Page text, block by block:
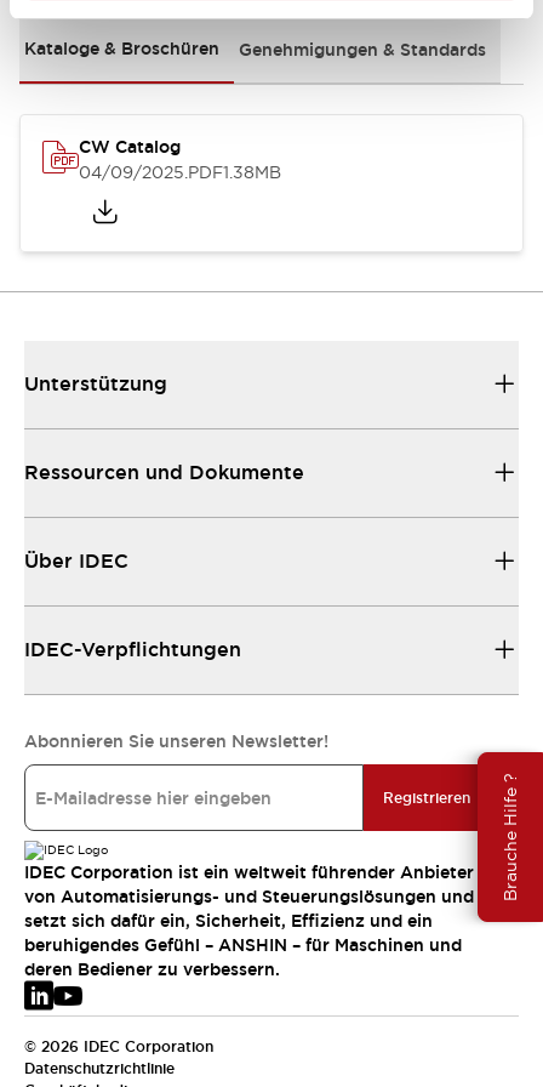
Brauche Hilfe ?
Kataloge & Broschüren Genehmigungen & Standards
CW Catalog
04/09/2025.PDF1.38MB
Unterstützung
Ressourcen und Dokumente
Über IDEC
IDEC-Verpflichtungen
Abonnieren Sie unseren Newsletter!
Registrieren
IDEC Corporation ist ein weltweit führender Anbieter
von Automatisierungs- und Steuerungslösungen und
setzt sich dafür ein, Sicherheit, Effizienz und ein
beruhigendes Gefühl – ANSHIN – für Maschinen und
deren Bediener zu verbessern.
© 2026 IDEC Corporation
Datenschutzrichtlinie